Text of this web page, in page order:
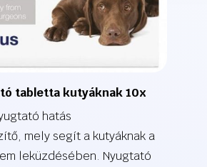
tabletta kutyáknak 10x
hatás
mely segít a kutyáknak a
leküzdésében. Nyugtató